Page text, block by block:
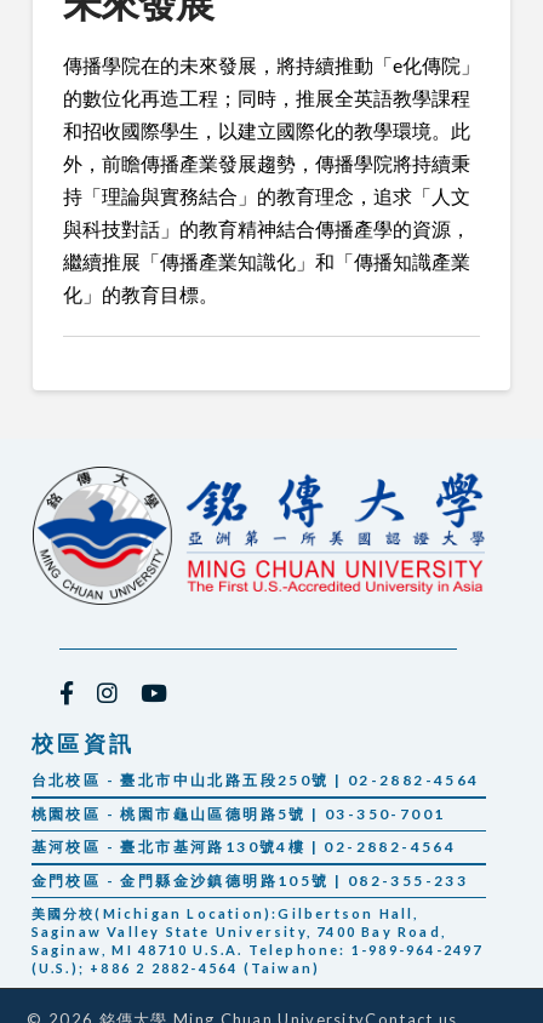
傳播學院在的未來發展，將持續推動「e化傳院」
的數位化再造工程；同時，推展全英語教學課程
和招收國際學生，以建立國際化的教學環境。此
外，前瞻傳播產業發展趨勢，傳播學院將持續秉
持「理論與實務結合」的教育理念，追求「人文
與科技對話」的教育精神結合傳播產學的資源，
繼續推展「傳播產業知識化」和「傳播知識產業
化」的教育目標。
校區資訊
台北校區 - 臺北市中山北路五段250號 | 02-2882-4564
桃園校區 - 桃園市龜山區德明路5號 | 03-350-7001
基河校區 - 臺北市基河路130號4樓 | 02-2882-4564
金門校區 - 金門縣金沙鎮德明路105號 | 082-355-233
美國分校(Michigan Location):Gilbertson Hall,
Saginaw Valley State University, 7400 Bay Road,
Saginaw, MI 48710 U.S.A. Telephone: 1-989-964-2497
(U.S.); +886 2 2882-4564 (Taiwan)
Contact us